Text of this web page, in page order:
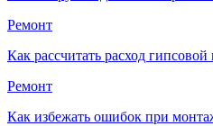
Ремонт
Как рассчитать расход
Ремонт
Как избежать ошибок при